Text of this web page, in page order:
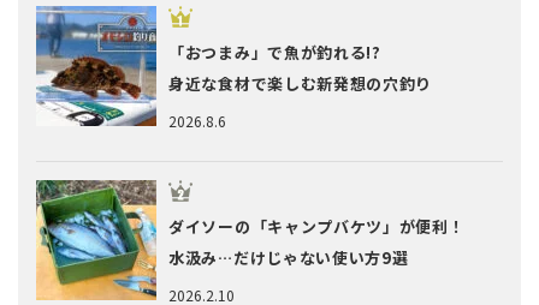
2026.8.6
「おつまみ」で魚が釣れる!?
身近な食材で楽しむ新発想の穴釣り
2026.2.10
ダイソーの「キャンプバケツ」が便利！
水汲み…だけじゃない使い方9選